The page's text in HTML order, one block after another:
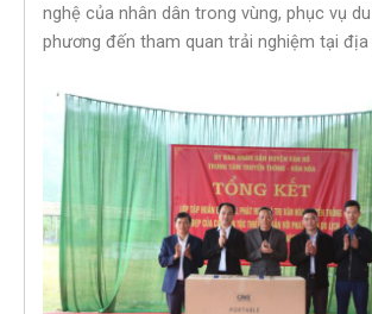
nghệ của nhân dân trong vùng, phục vụ
phương đến tham quan trải nghiệm tại địa